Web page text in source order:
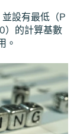
並設有最低（P
）的計算基數
。